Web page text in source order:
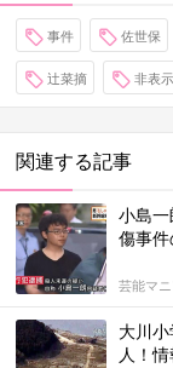
事件 佐世保
辻菜摘 非表示
関連する記事
小島
傷事件
芸能マ
大川
人！